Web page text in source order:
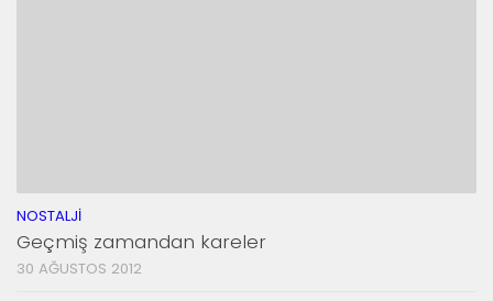
NOSTALJI
Geçmiş zamandan kareler
30 AĞUSTOS 2012